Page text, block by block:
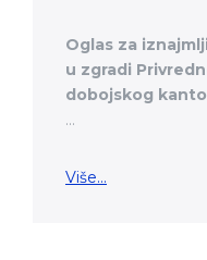
Oglas za
u zgradi
dobojskog
...
Više...